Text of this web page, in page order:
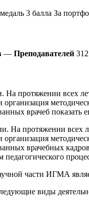
3 балла За
— Преподавателей 312
На протяжении всех
врачеб показать
На протяжении всех
врачебных
части ИГМА
виды